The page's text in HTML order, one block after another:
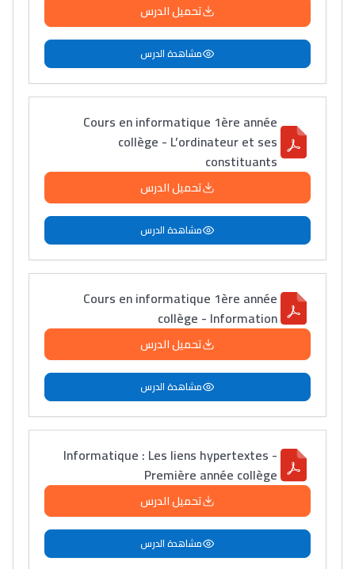
تحميل الدرس
مشاهدة الدرس
Cours en informatique 1ère année
collège - L’ordinateur et ses
constituants
تحميل الدرس
مشاهدة الدرس
Cours en informatique 1ère année
collège - Information
تحميل الدرس
مشاهدة الدرس
Informatique : Les liens hypertextes -
Première année collège
تحميل الدرس
مشاهدة الدرس